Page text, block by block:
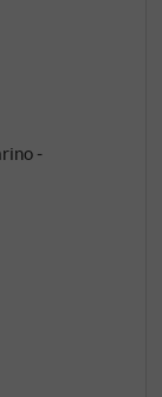
classico
con lieviti
botti di
‑